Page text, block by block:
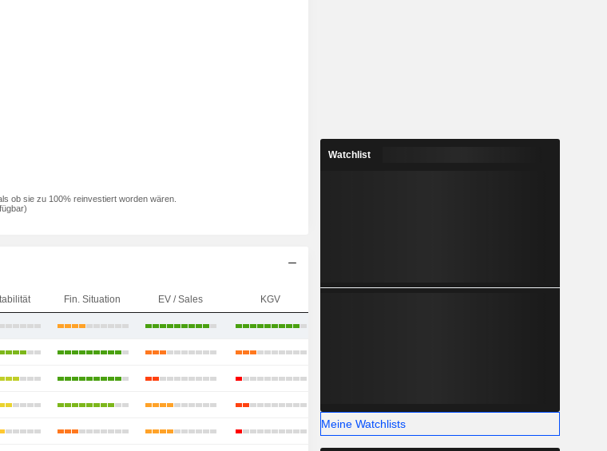
ob sie zu 100% reinvestiert worden wären.
Fin. Situation EV / Sales KGV
Watchlist
Meine Watchlists